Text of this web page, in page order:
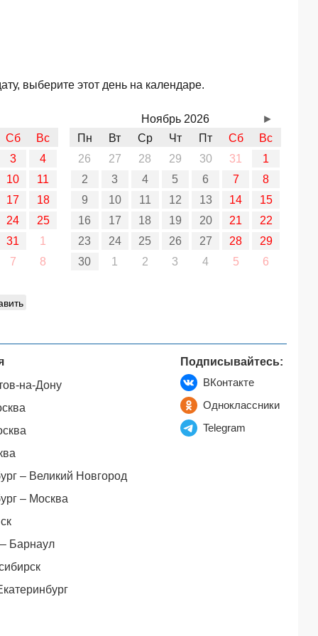
выберите этот день на календаре.
Сб
Вс
3
4
10
11
17
18
24
25
31
1
7
8
Ноябрь 2026
Пн
Вт Ср Чт Пт Сб
Вс
26
27 28 29 30 31
1
2
3 4 5 6 7
8
9
10 11 12 13 14
15
16
17 18 19 20 21
22
23
24 25 26 27 28
29
30
1 2 3 4 5 6
►
на-Дону
– Великий Новгород
– Москва
Барнаул
Подписывайтесь:
ВКонтакте
Одноклассники
Telegram